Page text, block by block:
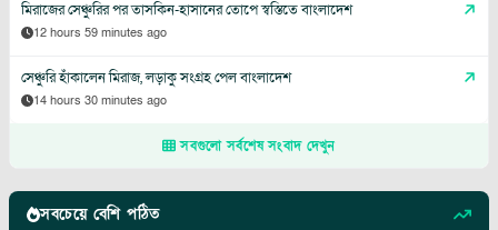
মিরাজের সেঞ্চুরির পর তাসকিন-হাসানের তোপে স্বস্তিতে বাংলাদেশ
12 hours 59 minutes ago
সেঞ্চুরি হাঁকালেন মিরাজ, লড়াকু সংগ্রহ পেল বাংলাদেশ
14 hours 30 minutes ago
সবগুলো সর্বশেষ সংবাদ দেখুন
সবচেয়ে বেশি পঠিত